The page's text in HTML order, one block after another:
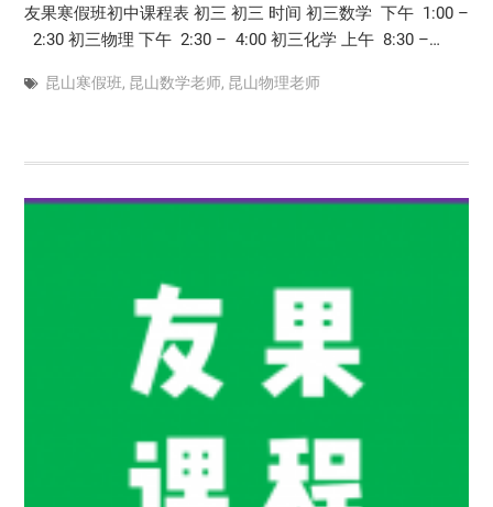
友果寒假班初中课程表 初三 初三 时间 初三数学 下午 1:00 –
2:30 初三物理 下午 2:30 – 4:00 初三化学 上午 8:30 –…
昆山寒假班, 昆山数学老师, 昆山物理老师